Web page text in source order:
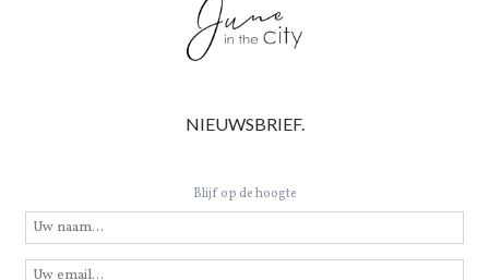
NIEUWSBRIEF.
Blijf op de hoogte